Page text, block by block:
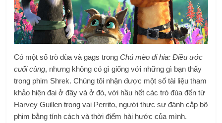
Có một số trò đùa và gags trongChú mèo đi hia: Điều ước
cuối cùng, nhưng không có gì giống với những gì bạn thấy
trong phim Shrek. Chúng tôi nhận được một số tài liệu tham
khảo hiện đại ở đây và ở đó, với hầu hết các trò đùa đến từ
Harvey Guillen trong vai Perrito, người thực sự đánh cắp bộ
phim bằng tính cách và thời điểm hài hước của mình.